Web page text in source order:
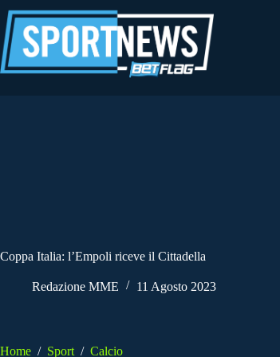
al
contenuto
Coppa Italia: l’Empoli riceve il Cittadella
Redazione MME 11 Agosto 2023
Home / Sport / Calcio